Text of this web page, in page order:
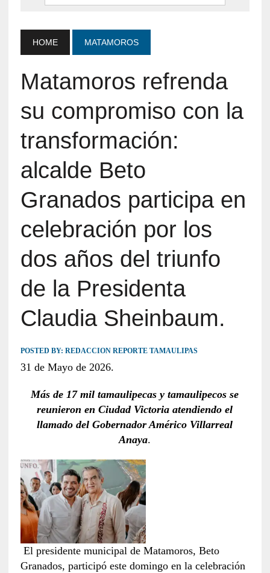
HOME MATAMOROS
Matamoros refrenda
su compromiso con la
transformación:
alcalde Beto
Granados participa en
celebración por los
dos años del triunfo
de la Presidenta
Claudia Sheinbaum.
POSTED BY: REDACCION REPORTE TAMAULIPAS
31 de Mayo de 2026.
Más de 17 mil tamaulipecas y tamaulipecos se
reunieron en Ciudad Victoria atendiendo el
llamado del Gobernador Américo Villarreal
Anaya.
El presidente municipal de Matamoros, Beto
Granados, participó este domingo en la celebración